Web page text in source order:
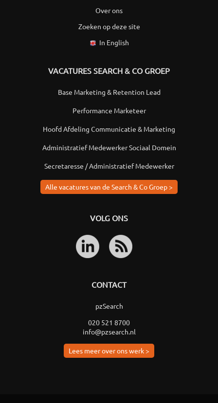
Over ons
Zoeken op deze site
In English
VACATURES SEARCH & CO GROEP
Base Marketing & Retention Lead
Performance Marketeer
Hoofd Afdeling Communicatie & Marketing
Administratief Medewerker Sociaal Domein
Secretaresse / Administratief Medewerker
Alle vacatures van de Search & Co Groep >
VOLG ONS
CONTACT
pzSearch
020 521 8700
info@pzsearch.nl
Lees meer over ons werk >